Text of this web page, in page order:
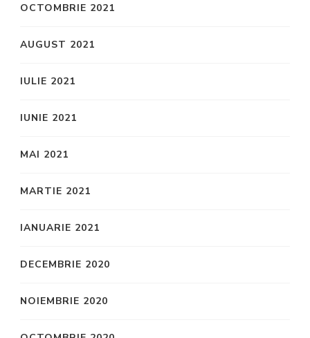
OCTOMBRIE 2021
AUGUST 2021
IULIE 2021
IUNIE 2021
MAI 2021
MARTIE 2021
IANUARIE 2021
DECEMBRIE 2020
NOIEMBRIE 2020